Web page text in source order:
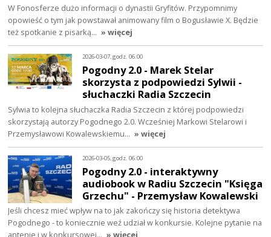
W Fonosferze dużo informacji o dynastii Gryfitów. Przypomnimy
opowieść o tym jak powstawał animowany film o Bogusławie X. Będzie
też spotkanie z pisarką… » więcej
2026-03-07, godz. 06:00
Pogodny 2.0 - Marek Stelar
skorzysta z podpowiedzi Sylwii -
słuchaczki Radia Szczecin
Sylwia to kolejna słuchaczka Radia Szczecin z której podpowiedzi
skorzystają autorzy Pogodnego 2.0. Wcześniej Markowi Stelarowi i
Przemysławowi Kowalewskiemu… » więcej
2026-03-05, godz. 06:00
Pogodny 2.0 - interaktywny
audiobook w Radiu Szczecin "Księga
Grzechu" - Przemysław Kowalewski
Jeśli chcesz mieć wpływ na to jak zakończy się historia detektywa
Pogodnego - to koniecznie weź udział w konkursie. Kolejne pytanie na